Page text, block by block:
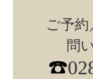
ご予
問